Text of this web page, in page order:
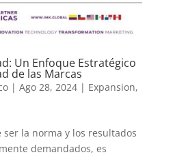
Un Enfoque Estratégico
de las Marcas
| Ago 28, 2024| Expansion,
ser la norma y los resultados
demandados, es